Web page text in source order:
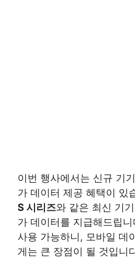
이번 행사에서는 신규 기
가 데이터 제공 혜택이 있
S 시리즈와 같은 최신 기
가 데이터를 지급해드립
사용 가능하니, 모바일 데
게는 큰 장점이 될 것입니